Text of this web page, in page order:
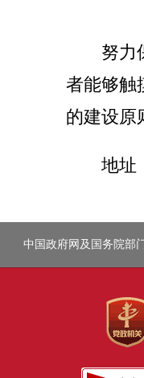
努力
者能够触
的建设原
地址
中国政府网及国务院部